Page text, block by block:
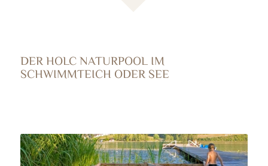
DER HOLC NATURPOOL IM
SCHWIMMTEICH ODER SEE